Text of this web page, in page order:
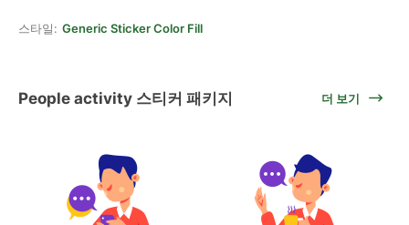
스타일: Generic Sticker Color Fill
People activity 스티커 패키지 더 보기